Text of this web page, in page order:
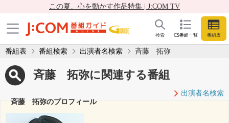
この夏、心を動かす作品特集 | J:COM TV
CS番組一覧 番組表
検索
番組表 番組検索 出演者名検索 斉藤 拓弥
斉藤 拓弥に関連する番組
出演者名検索
斉藤 拓弥のプロフィール